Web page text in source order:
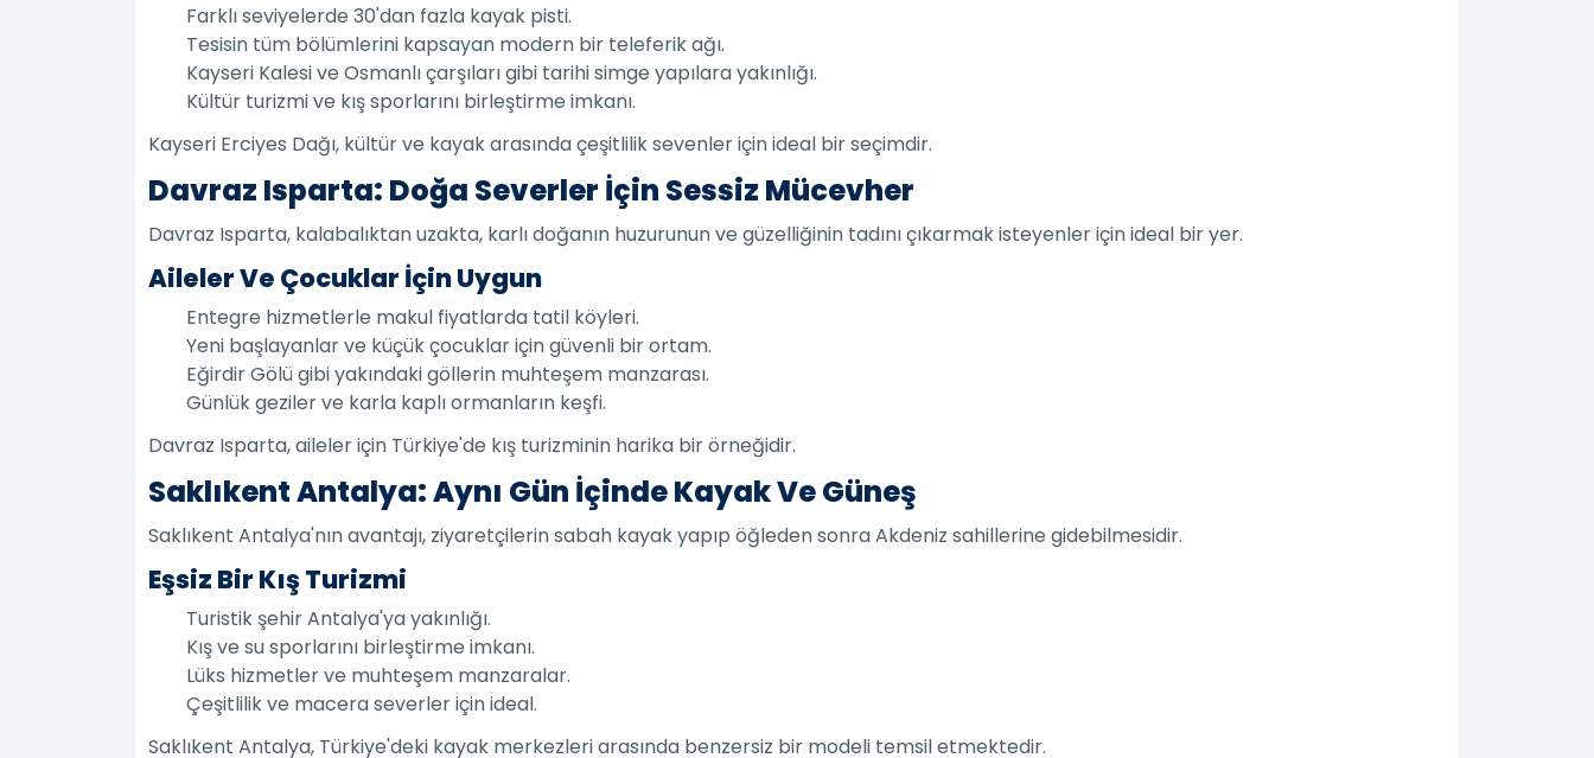
Farklı seviyelerde 30'dan fazla kayak pisti.
Tesisin tüm bölümlerini kapsayan modern bir teleferik ağı.
Kayseri Kalesi ve Osmanlı çarşıları gibi tarihi simge yapılara yakınlığı.
Kültür turizmi ve kış sporlarını birleştirme imkanı.
Kayseri Erciyes Dağı, kültür ve kayak arasında çeşitlilik sevenler için ideal bir seçimdir.
Davraz Isparta: Doğa Severler İçin Sessiz Mücevher
Davraz Isparta, kalabalıktan uzakta, karlı doğanın huzurunun ve güzelliğinin tadını çıkarmak isteyenler için ideal bir yer.
Aileler Ve Çocuklar İçin Uygun
Entegre hizmetlerle makul fiyatlarda tatil köyleri.
Yeni başlayanlar ve küçük çocuklar için güvenli bir ortam.
Eğirdir Gölü gibi yakındaki göllerin muhteşem manzarası.
Günlük geziler ve karla kaplı ormanların keşfi.
Davraz Isparta, aileler için Türkiye'de kış turizminin harika bir örneğidir.
Saklıkent Antalya: Aynı Gün İçinde Kayak Ve Güneş
Saklıkent Antalya'nın avantajı, ziyaretçilerin sabah kayak yapıp öğleden sonra Akdeniz sahillerine gidebilmesidir.
Eşsiz Bir Kış Turizmi
Turistik şehir Antalya'ya yakınlığı.
Kış ve su sporlarını birleştirme imkanı.
Lüks hizmetler ve muhteşem manzaralar.
Çeşitlilik ve macera severler için ideal.
Saklıkent Antalya, Türkiye'deki kayak merkezleri arasında benzersiz bir modeli temsil etmektedir.